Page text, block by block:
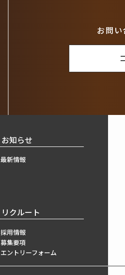
お問
お知らせ
最新情報
リクルート
採用情報
募集要項
エントリーフォーム